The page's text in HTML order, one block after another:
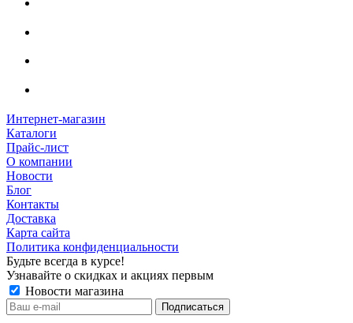
Интернет-магазин
Каталоги
Прайс-лист
О компании
Новости
Блог
Контакты
Доставка
Карта сайта
Политика конфиденциальности
Будьте всегда в курсе!
Узнавайте о скидках и акциях первым
Новости магазина